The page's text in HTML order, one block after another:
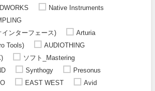
Native Instruments
ンターフェース)
Arturia
Tools)
AUDIOTHING
ソフト_Mastering
Synthogy
Presonus
EAST WEST
Avid